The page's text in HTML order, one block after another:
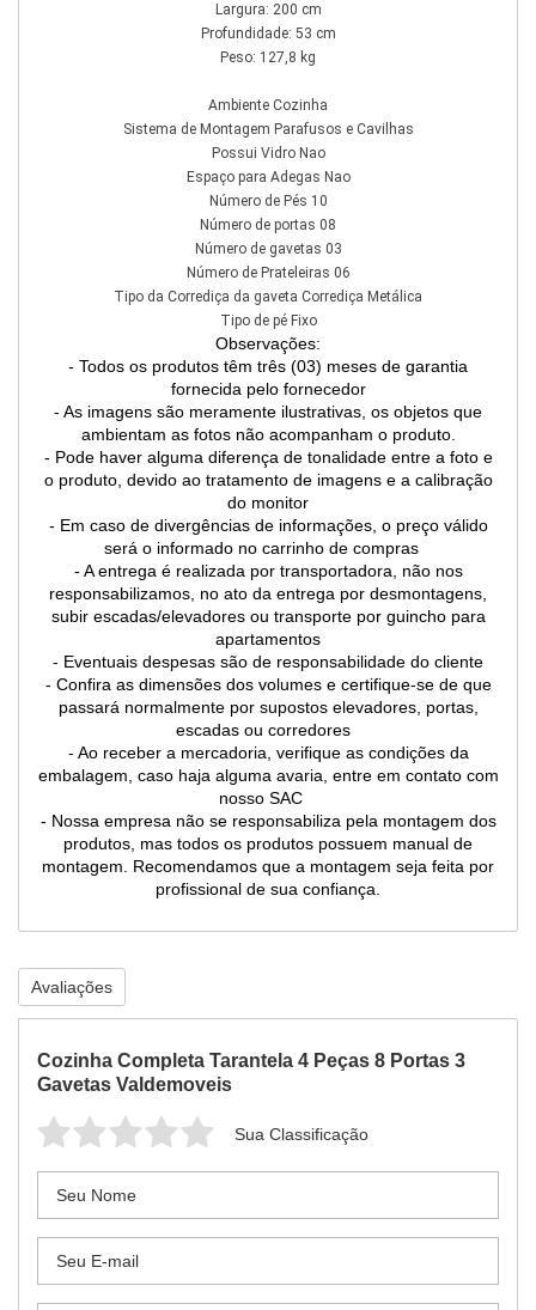
Largura: 200 cm
Profundidade: 53 cm
Peso: 127,8 kg
Ambiente Cozinha
Sistema de Montagem Parafusos e Cavilhas
Possui Vidro Nao
Espaço para Adegas Nao
Número de Pés 10
Número de portas 08
Número de gavetas 03
Número de Prateleiras 06
Tipo da Corrediça da gaveta Corrediça Metálica
Tipo de pé Fixo
Observações:
- Todos os produtos têm três (03) meses de garantia
fornecida pelo fornecedor
- As imagens são meramente ilustrativas, os objetos que
ambientam as fotos não acompanham o produto.
- Pode haver alguma diferença de tonalidade entre a foto e
o produto, devido ao tratamento de imagens e a calibração
do monitor
- Em caso de divergências de informações, o preço válido
será o informado no carrinho de compras
- A entrega é realizada por transportadora, não nos
responsabilizamos, no ato da entrega por desmontagens,
subir escadas/elevadores ou transporte por guincho para
apartamentos
- Eventuais despesas são de responsabilidade do cliente
- Confira as dimensões dos volumes e certifique-se de que
passará normalmente por supostos elevadores, portas,
escadas ou corredores
- Ao receber a mercadoria, verifique as condições da
embalagem, caso haja alguma avaria, entre em contato com
nosso SAC
- Nossa empresa não se responsabiliza pela montagem dos
produtos, mas todos os produtos possuem manual de
montagem. Recomendamos que a montagem seja feita por
profissional de sua confiança.
Avaliações
Cozinha Completa Tarantela 4 Peças 8 Portas 3
Gavetas Valdemoveis
Sua Classificação